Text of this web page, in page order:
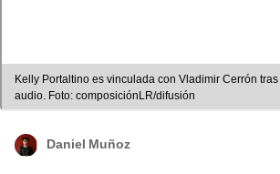
Kelly Portaltino es vinculada con Vladimir Cerrón
audio. Foto: composiciónLR/difusión
Daniel Muñoz